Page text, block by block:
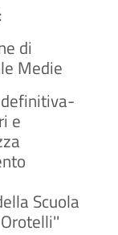
di
Medie
e
Scuola